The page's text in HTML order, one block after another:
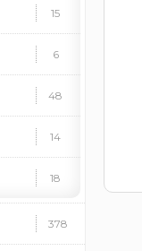
15
6
48
14
18
64
378